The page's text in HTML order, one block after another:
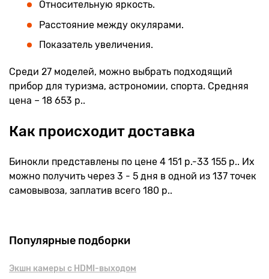
Относительную яркость.
Расстояние между окулярами.
Показатель увеличения.
Среди 27 моделей, можно выбрать подходящий
прибор для туризма, астрономии, спорта. Средняя
цена – 18 653 р..
Как происходит доставка
Бинокли представлены по цене 4 151 р.-33 155 р.. Их
можно получить через 3 - 5 дня в одной из 137 точек
самовывоза, заплатив всего 180 р..
Популярные подборки
Экшн камеры с HDMI-выходом